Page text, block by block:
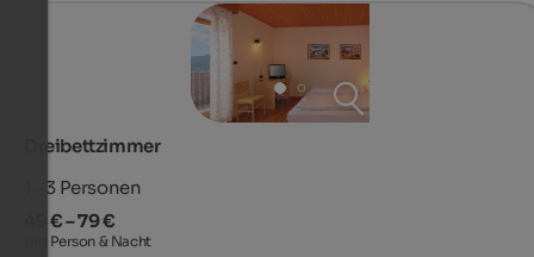
Dreibettzimmer
1 - 3 Personen
49 € – 79 €
pro Person & Nacht